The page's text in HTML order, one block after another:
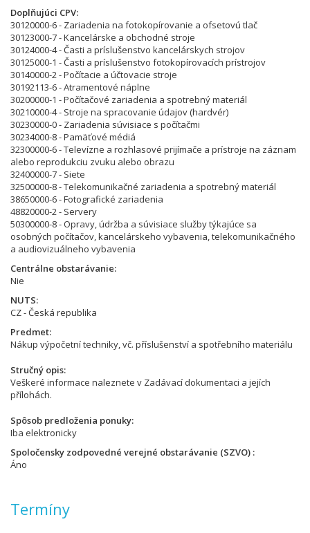
Doplňujúci CPV
30120000-6 - Zariadenia na fotokopírovanie a ofsetovú tlač
30123000-7 - Kancelárske a obchodné stroje
30124000-4 - Časti a príslušenstvo kancelárskych strojov
30125000-1 - Časti a príslušenstvo fotokopírovacích prístrojov
30140000-2 - Počítacie a účtovacie stroje
30192113-6 - Atramentové náplne
30200000-1 - Počítačové zariadenia a spotrebný materiál
30210000-4 - Stroje na spracovanie údajov (hardvér)
30230000-0 - Zariadenia súvisiace s počítačmi
30234000-8 - Pamäťové médiá
32300000-6 - Televízne a rozhlasové prijímače a prístroje na záznam
alebo reprodukciu zvuku alebo obrazu
32400000-7 - Siete
32500000-8 - Telekomunikačné zariadenia a spotrebný materiál
38650000-6 - Fotografické zariadenia
48820000-2 - Servery
50300000-8 - Opravy, údržba a súvisiace služby týkajúce sa
osobných počítačov, kancelárskeho vybavenia, telekomunikačného
a audiovizuálneho vybavenia
Centrálne obstarávanie
Nie
NUTS
CZ - Česká republika
Predmet
Nákup výpočetní techniky, vč. příslušenství a spotřebního materiálu
Stručný opis
Veškeré informace naleznete v Zadávací dokumentaci a jejích
přílohách.
Spôsob predloženia ponuky
Iba elektronicky
Spoločensky zodpovedné verejné obstarávanie (SZVO)
Áno
Termíny